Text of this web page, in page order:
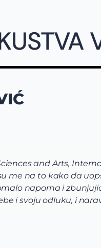
and Arts,
me na to kako da
naporna i
i svoju odluku, i